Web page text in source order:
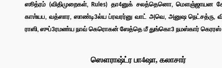
ஸூத்ரம் (விதிமுறைகள், Rules) தா4னுக் சலத்தெனொ, மௌஞ்ஜாயன
காஶ்யப, வத்ஸார, ஸாண்டி3ல்ய ப்ரவரர்னு வாட் அவெ, அனுஷ நெட்சத்ரு,
ராஸி, ஸுப்3ரமண்ய நாவ் கெரொகன் ஸேத்தெ மீ துங்கொ3 நமஸ்கார் கெரரஸ்
ஸௌராஷ்ட்ர பா4ஷா, கலாசார்